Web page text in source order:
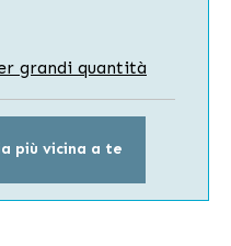
grandi quantità
più vicina a te